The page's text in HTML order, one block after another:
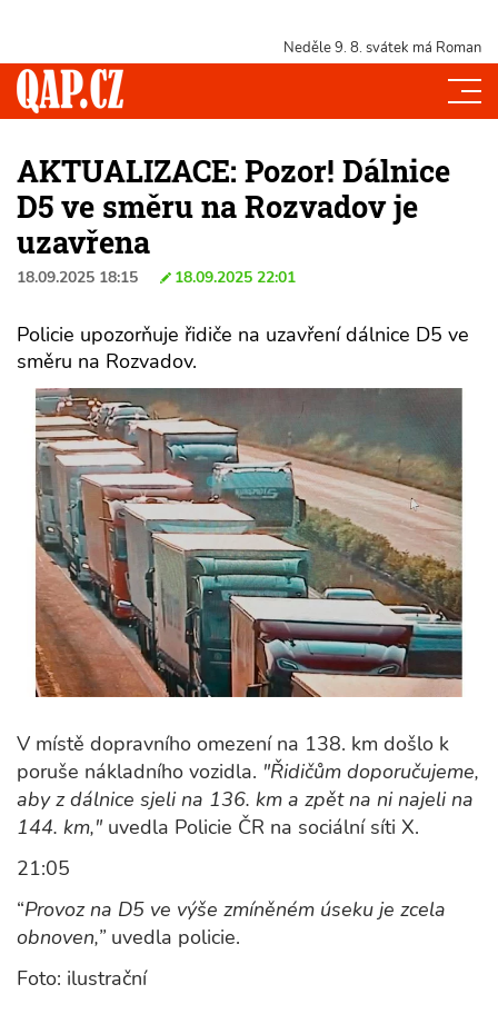
Neděle 9. 8. svátek má Roman
AKTUALIZACE: Pozor! Dálnice
D5 ve směru na Rozvadov je
uzavřena
18.09.2025 18:15 18.09.2025 22:01
Policie upozorňuje řidiče na uzavření dálnice D5 ve
směru na Rozvadov.
V místě dopravního omezení na 138. km došlo k
poruše nákladního vozidla. "Řidičům doporučujeme,
aby z dálnice sjeli na 136. km a zpět na ni najeli na
144. km," uvedla Policie ČR na sociální síti X.
21:05
“Provoz na D5 ve výše zmíněném úseku je zcela
obnoven,” uvedla policie.
Foto: ilustrační